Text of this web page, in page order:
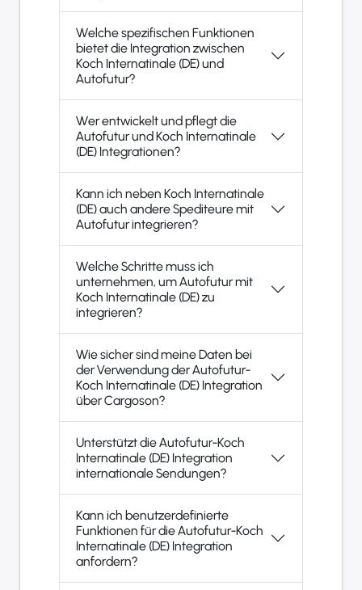
Welche spezifischen Funktionen
bietet die Integration zwischen
Koch Internatinale (DE) und
Autofutur?
Wer entwickelt und pflegt die
Autofutur und Koch Internatinale
(DE) Integrationen?
Kann ich neben Koch Internatinale
(DE) auch andere Spediteure mit
Autofutur integrieren?
Welche Schritte muss ich
unternehmen, um Autofutur mit
Koch Internatinale (DE) zu
integrieren?
Wie sicher sind meine Daten bei
der Verwendung der Autofutur-
Koch Internatinale (DE) Integration
über Cargoson?
Unterstützt die Autofutur-Koch
Internatinale (DE) Integration
internationale Sendungen?
Kann ich benutzerdefinierte
Funktionen für die Autofutur-Koch
Internatinale (DE) Integration
anfordern?